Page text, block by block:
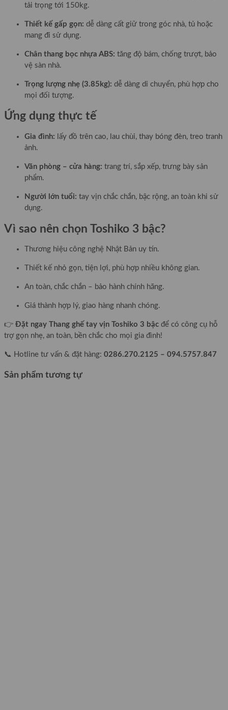
tải trọng tới 150kg.
Thiết kế gấp gọn: dễ dàng cất giữ trong góc nhà, tủ hoặc
mang đi sử dụng.
Chân thang bọc nhựa ABS: tăng độ bám, chống trượt, bảo
vệ sàn nhà.
Trọng lượng nhẹ (3.85kg): dễ dàng di chuyển, phù hợp cho
mọi đối tượng.
Ứng dụng thực tế
Gia đình: lấy đồ trên cao, lau chùi, thay bóng đèn, treo tranh
ảnh.
Văn phòng – cửa hàng: trang trí, sắp xếp, trưng bày sản
phẩm.
Người lớn tuổi: tay vịn chắc chắn, bậc rộng, an toàn khi sử
dụng.
Vì sao nên chọn Toshiko 3 bậc?
Thương hiệu công nghệ Nhật Bản uy tín.
Thiết kế nhỏ gọn, tiện lợi, phù hợp nhiều không gian.
An toàn, chắc chắn – bảo hành chính hãng.
Giá thành hợp lý, giao hàng nhanh chóng.
👉 Đặt ngay Thang ghế tay vịn Toshiko 3 bậc để có công cụ hỗ
trợ gọn nhẹ, an toàn, bền chắc cho mọi gia đình!
📞 Hotline tư vấn & đặt hàng: 0286.270.2125 – 094.5757.847
Sản phẩm tương tự